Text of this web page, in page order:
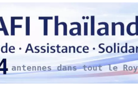
Thaïlande